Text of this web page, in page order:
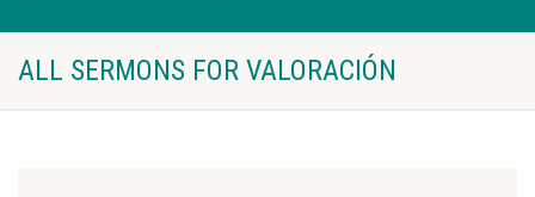
ALL SERMONS FOR VALORACIÓN